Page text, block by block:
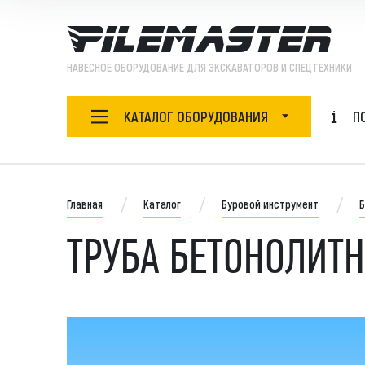
НАВЕСНОЕ ОБОРУДОВАНИЕ ДЛЯ ЭКСКАВАТОРОВ И СПЕЦТЕХНИКИ
КАТАЛОГ ОБОРУДОВАНИЯ
БУРОВОЙ ИНСТРУМЕНТ
ЗАПЧАСТИ
Главная Каталог Буровой инструмент
ТРУБА